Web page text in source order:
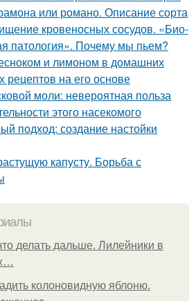
или романо. Описание сорта
кровеносных сосудов. «Био-
патология». Почему мы пьем?
и лимоном в домашних
рецептов на его основе
моли: невероятная польза
этого насекомого
подход: создание настойки
капусту. Борьба с
делать дальше. Лилейники в
колоновидную яблоню.